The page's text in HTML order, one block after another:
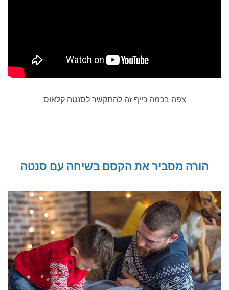
צפה בכמה כייף זה להתקשר לסנטה קלאוס
הורה מסביר את הקסם בשיחה עם סנטה